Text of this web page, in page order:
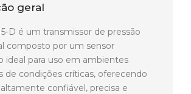
geral
D é um transmissor de pressão
composto por um sensor
ideal para uso em ambientes
de condições críticas, oferecendo
confiável, precisa e